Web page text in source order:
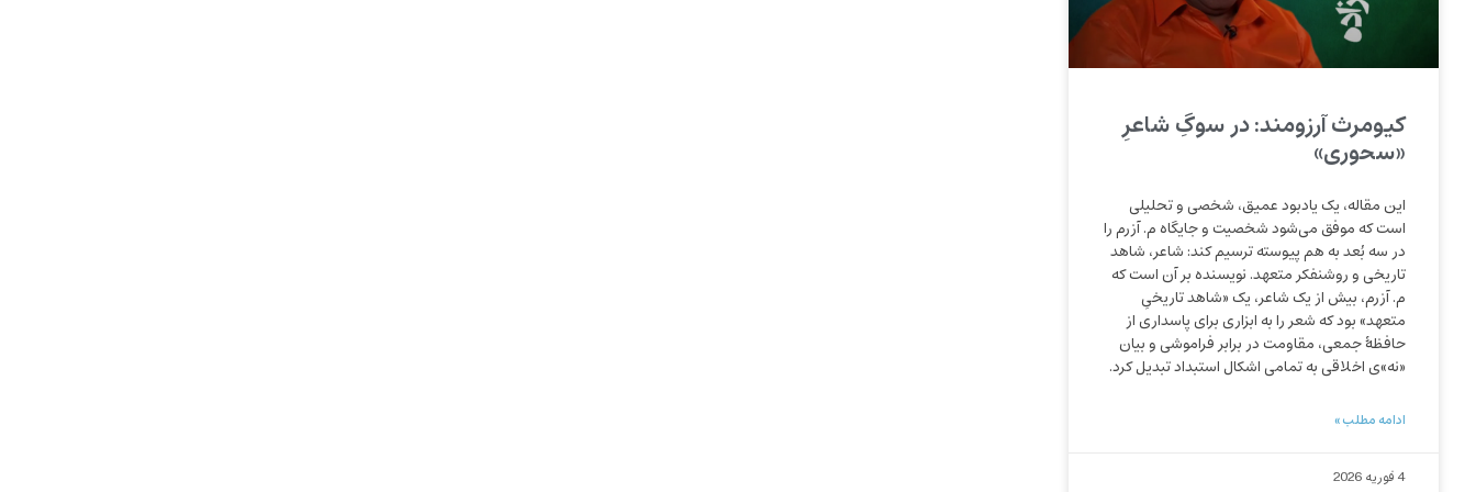
کیومرث آرزومند: در سوگِ شاعرِ
«سحوری»
این مقاله، یک یادبود عمیق، شخصی و تحلیلی
است که موفق می‌شود شخصیت و جایگاه م. آزرم را
در سه بُعد به هم پیوسته ترسیم کند: شاعر، شاهد
تاریخی و روشنفکر متعهد. نویسنده بر آن است که
م. آزرم، بیش از یک شاعر، یک «شاهد تاریخیِ
متعهد» بود که شعر را به ابزاری برای پاسداری از
حافظهٔ جمعی، مقاومت در برابر فراموشی و بیان
«نه»ی اخلاقی به تمامی اشکال استبداد تبدیل کرد.
ادامه مطلب »
4 فوریه 2026